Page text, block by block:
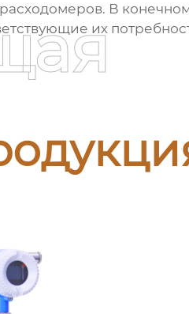
В
их